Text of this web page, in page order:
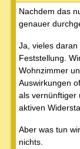
Nachdem das
genauer
Ja, vieles
Feststellung.
Wohnzimmer
Auswirkungen
als vernünftiger
aktiven
Aber was tun
nichts.